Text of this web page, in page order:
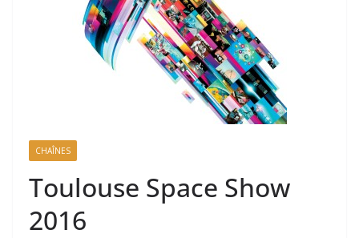
CHAÎNES
Toulouse Space Show
2016